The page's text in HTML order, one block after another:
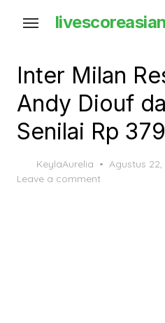
contentInter Milan
Andy Diouf
Senilai Rp
KeylaAurelia
Posted
Agustus 22,
Leave a comment